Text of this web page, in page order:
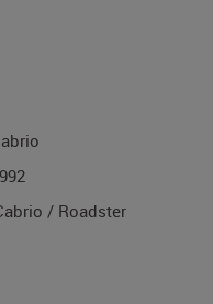
/ Roadster